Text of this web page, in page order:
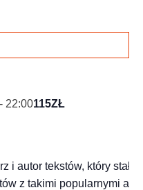
- 22:00115ZŁ
i autor tekstów, który
z takimi popularnymi